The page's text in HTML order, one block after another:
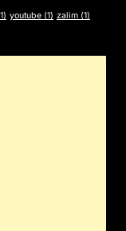
youtube (1) zalim (1)